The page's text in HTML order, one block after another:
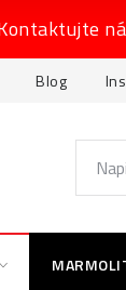
Blog